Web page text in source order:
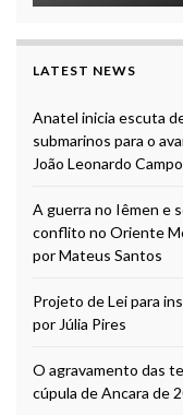
LATEST NEWS
Anatel inicia escuta
submarinos para o
João Leonardo
A guerra no Iêmen e
conflito no Oriente
por Mateus Santos
Projeto de Lei para
por Júlia Pires
O agravamento das
cúpula de Ancara de